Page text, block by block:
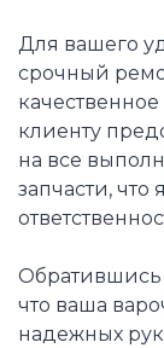
Для вашего
срочный
клиенту
на все
запчасти,
Обратившись
что ваша
надежных